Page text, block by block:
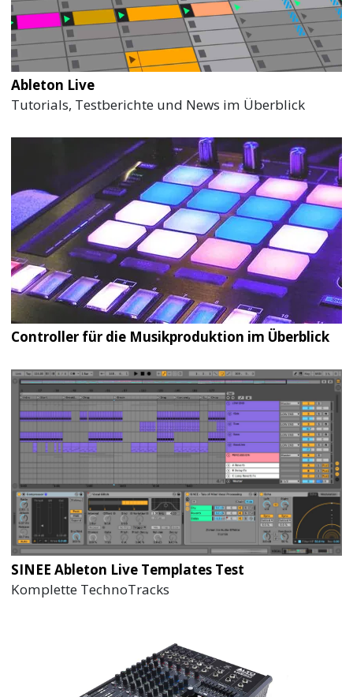
Ableton Live
Tutorials, Testberichte und News im Überblick
Controller für die Musikproduktion im Überblick
SINEE Ableton Live Templates Test
Komplette TechnoTracks